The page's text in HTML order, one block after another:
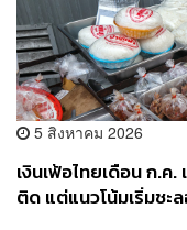
5 สิงหาคม 2026
เงินเฟ้อไทยเดือน ก.ค
ติด แต่แนวโน้มเริ่มช